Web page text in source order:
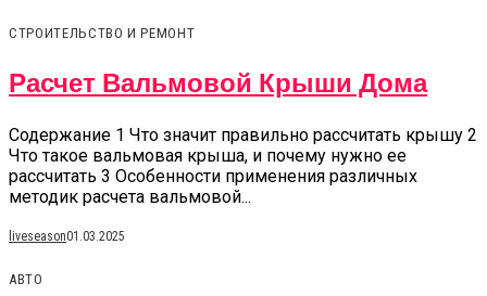
СТРОИТЕЛЬСТВО И РЕМОНТ
Расчет Вальмовой Крыши Дома
Содержание 1 Что значит правильно рассчитать крышу 2
Что такое вальмовая крыша, и почему нужно ее
рассчитать 3 Особенности применения различных
методик расчета вальмовой...
liveseason01.03.2025
АВТО